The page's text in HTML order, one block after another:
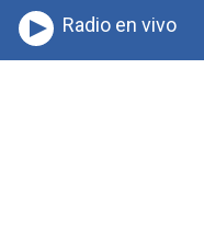
Radio en vivo